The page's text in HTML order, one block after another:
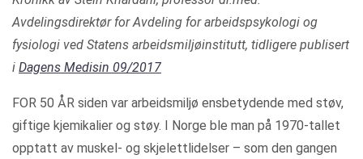
Avdelingsdirektør for Avdeling for arbeidspsykologi og
fysiologi ved Statens arbeidsmiljøinstitutt, tidligere publisert
i Dagens Medisin 09/2017
FOR 50 ÅR siden var arbeidsmiljø ensbetydende med støv,
giftige kjemikalier og støy. I Norge ble man på 1970-tallet
opptatt av muskel- og skjelettlidelser – som den gangen